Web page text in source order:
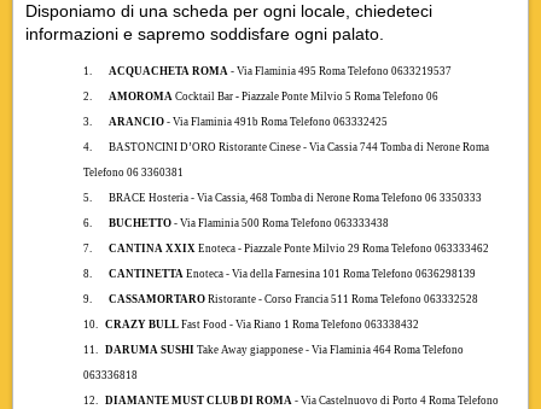
Disponiamo di una scheda per ogni locale, chiedeteci
informazioni e sapremo soddisfare ogni palato.
1. ACQUACHETA ROMA - Via Flaminia 495 Roma Telefono 0633219537
2. AMOROMA Cocktail Bar - Piazzale Ponte Milvio 5 Roma Telefono 06
3. ARANCIO - Via Flaminia 491b Roma Telefono 063332425
4. BASTONCINI D’ORO Ristorante Cinese - Via Cassia 744 Tomba di Nerone Roma
Telefono 06 3360381
5. BRACE Hosteria - Via Cassia, 468 Tomba di Nerone Roma Telefono 06 3350333
6. BUCHETTO - Via Flaminia 500 Roma Telefono 063333438
7. CANTINA XXIX Enoteca - Piazzale Ponte Milvio 29 Roma Telefono 063333462
8. CANTINETTA Enoteca - Via della Farnesina 101 Roma Telefono 0636298139
9. CASSAMORTARO Ristorante - Corso Francia 511 Roma Telefono 063332528
10. CRAZY BULL Fast Food - Via Riano 1 Roma Telefono 063338432
11. DARUMA SUSHI Take Away giapponese - Via Flaminia 464 Roma Telefono
063336818
12. DIAMANTE MUST CLUB DI ROMA - Via Castelnuovo di Porto 4 Roma Telefono